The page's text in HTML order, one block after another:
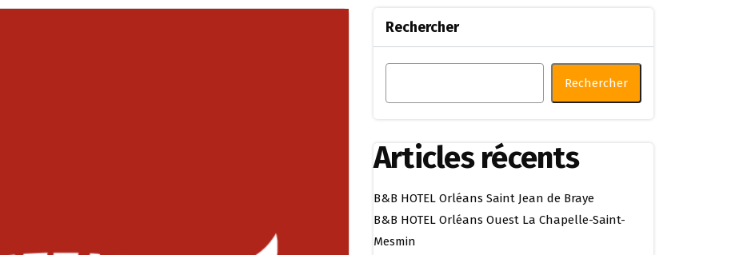
Rechercher
Rechercher
Articles récents
B&B HOTEL Orléans Saint Jean de Braye
B&B HOTEL Orléans Ouest La Chapelle-Saint-
Mesmin